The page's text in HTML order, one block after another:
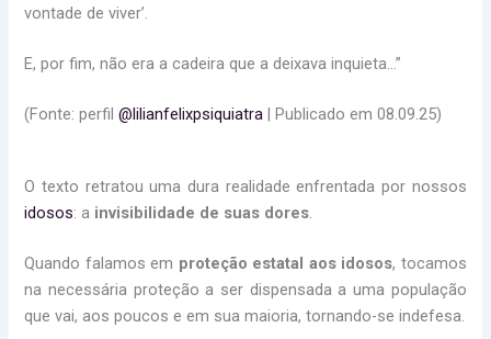
vontade de viver’.
E, por fim, não era a cadeira que a deixava inquieta…”
(Fonte: perfil@lilianfelixpsiquiatra | Publicado em 08.09.25)
O texto retratou uma dura realidade enfrentada por nossos
idosos: a invisibilidade de suas dores.
Quando falamos em proteção estatal aos idosos, tocamos
na necessária proteção a ser dispensada a uma população
que vai, aos poucos e em sua maioria, tornando-se indefesa.